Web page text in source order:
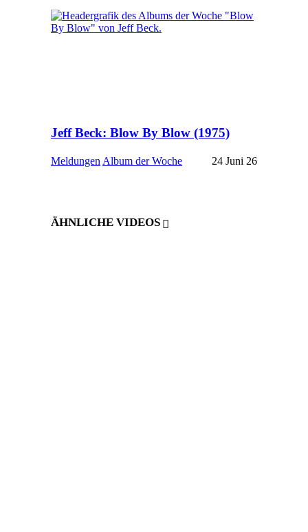
Jeff Beck: Blow By Blow (1975)
Meldungen Album der Woche 24 Juni 26
ÄHNLICHE VIDEOS